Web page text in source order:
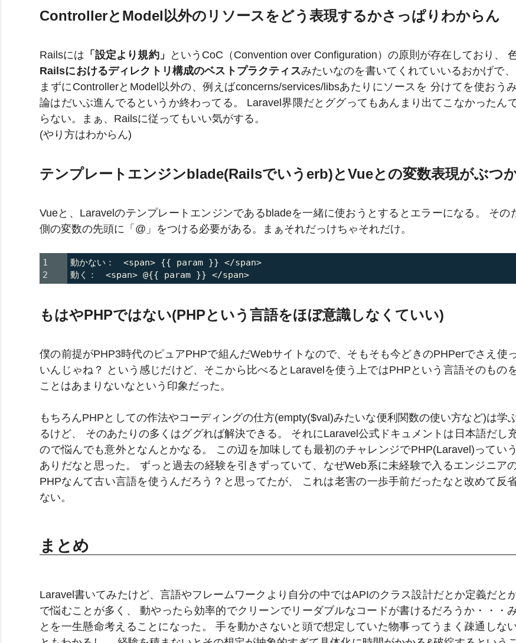
ControllerとModel以外のリソースをどう表現するかさっぱりわからん
Railsには 「設定より規約」
というCoC（Convention over Configuration）の原則が存在しており、
Railsにおけるディレクトリ構成のベストプラクティスみたいなのを書いてくれていいるおかげで
まずにControllerとModel以外の、例えばconcerns/services/libsあたりにソースを 分けてを使おう
論はだいぶ進んでるというか終わってる。 Laravel界隈だとググってもあんまり出てこなかったん
らない。まぁ、Railsに従ってもいい気がする。
(やり方はわからん)
テンプレートエンジンblade(Railsでいうerb)とVueとの変数表現がぶつ
Vueと、Laravelのテンプレートエンジンであるbladeを一緒に使おうとするとエラーになる。 その
側の変数の先頭に「@」をつける必要がある。まぁそれだっけちゃそれだけ。
1
動かない：　<span> {{ param }} </span>
もはやPHPではない(PHPという言語をほぼ意識しなくていい)
僕の前提がPHP3時代のピュアPHPで組んだWebサイトなので、そもそも今どきのPHPerでさえ使
いんじゃね？ という感じだけど、そこから比べるとLaravelを使う上ではPHPという言語そのもの
ことはあまりないなという印象だった。
もちろんPHPとしての作法やコーディングの仕方(empty($val)みたいな便利関数の使い方など)は学
るけど、 そのあたりの多くはググれば解決できる。 それにLaravel公式ドキュメントは日本語だし
ので悩んでも意外となんとかなる。 この辺を加味しても最初のチャレンジでPHP(Laravel)ってい
ありだなと思った。 ずっと過去の経験を引きずっていて、なぜWeb系に未経験で入るエンジニア
PHPなんて古い言語を使うんだろう？と思ってたが、 これは老害の一歩手前だったなと改めて反
ない。
まとめ
Laravel書いてみたけど、言語やフレームワークより自分の中ではAPIのクラス設計だとか定義だと
で悩むことが多く、 動やったら効率的でクリーンでリーダブルなコードが書けるだろうか・・・
とを一生懸命考えることになった。 手を動かさないと頭で想定していた物事ってうまく疎通しな